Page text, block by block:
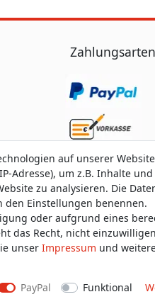
Zahlungsarten
Impressum
auf unserer
Adresse), um z.B. Inhalte
zu analysieren. Die
Einstellungen benennen.
oder aufgrund eines
das Recht, nicht
unser Impressum und
PayPal Funktional